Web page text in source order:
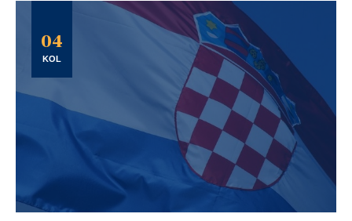
04
KOL